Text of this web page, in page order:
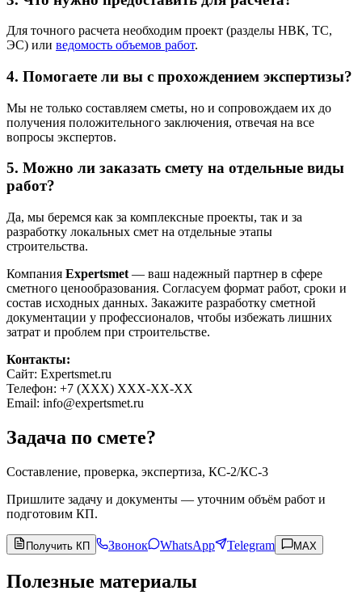
Для точного расчета необходим проект (разделы НВК, ТС,
ЭС) или ведомость объемов работ.
4. Помогаете ли вы с прохождением экспертизы?
Мы не только составляем сметы, но и сопровождаем их до
получения положительного заключения, отвечая на все
вопросы экспертов.
5. Можно ли заказать смету на отдельные виды
работ?
Да, мы беремся как за комплексные проекты, так и за
разработку локальных смет на отдельные этапы
строительства.
Компания Expertsmet — ваш надежный партнер в сфере
сметного ценообразования. Согласуем формат работ, сроки и
состав исходных данных. Закажите разработку сметной
документации у профессионалов, чтобы избежать лишних
затрат и проблем при строительстве.
Контакты:
Сайт: Expertsmet.ru
Телефон: +7 (XXX) XXX-XX-XX
Email: info@expertsmet.ru
Задача по смете?
Составление, проверка, экспертиза, КС-2/КС-3
Пришлите задачу и документы — уточним объём работ и
подготовим КП.
Получить КП Звонок WhatsApp Telegram MAX
Полезные материалы